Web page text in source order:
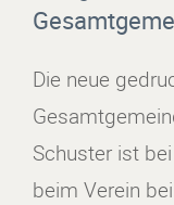
Die neue
Schuster ist
beim Verein